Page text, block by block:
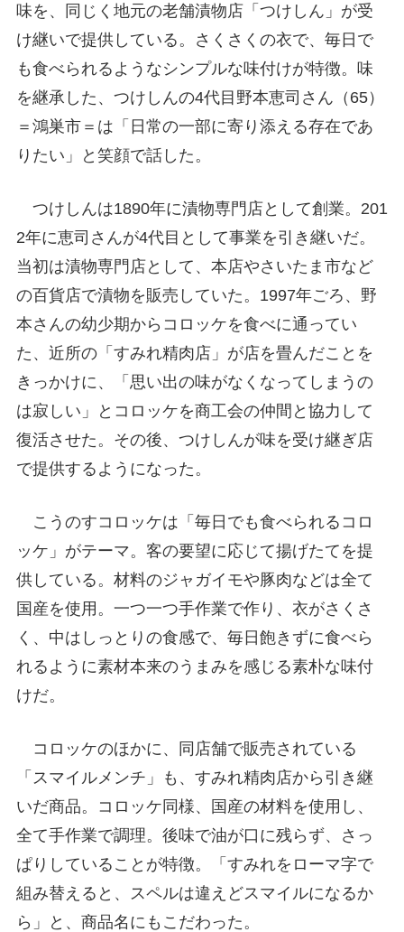
味を、同じく地元の老舗漬物店「つけしん」が受
け継いで提供している。さくさくの衣で、毎日で
も食べられるようなシンプルな味付けが特徴。味
を継承した、つけしんの4代目野本恵司さん（65）
＝鴻巣市＝は「日常の一部に寄り添える存在であ
りたい」と笑顔で話した。
つけしんは1890年に漬物専門店として創業。201
2年に恵司さんが4代目として事業を引き継いだ。
当初は漬物専門店として、本店やさいたま市など
の百貨店で漬物を販売していた。1997年ごろ、野
本さんの幼少期からコロッケを食べに通ってい
た、近所の「すみれ精肉店」が店を畳んだことを
きっかけに、「思い出の味がなくなってしまうの
は寂しい」とコロッケを商工会の仲間と協力して
復活させた。その後、つけしんが味を受け継ぎ店
で提供するようになった。
こうのすコロッケは「毎日でも食べられるコロ
ッケ」がテーマ。客の要望に応じて揚げたてを提
供している。材料のジャガイモや豚肉などは全て
国産を使用。一つ一つ手作業で作り、衣がさくさ
く、中はしっとりの食感で、毎日飽きずに食べら
れるように素材本来のうまみを感じる素朴な味付
けだ。
コロッケのほかに、同店舗で販売されている
「スマイルメンチ」も、すみれ精肉店から引き継
いだ商品。コロッケ同様、国産の材料を使用し、
全て手作業で調理。後味で油が口に残らず、さっ
ぱりしていることが特徴。「すみれをローマ字で
組み替えると、スペルは違えどスマイルになるか
ら」と、商品名にもこだわった。